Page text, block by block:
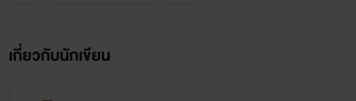
เกี่ยวกับนักเขียน